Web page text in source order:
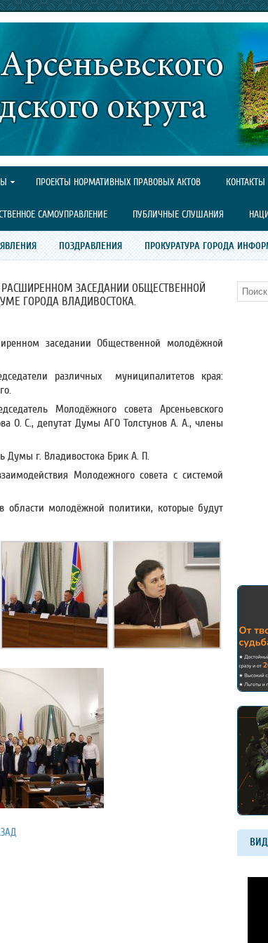
ПРОЕКТЫ НОРМАТИВНЫХ ПРАВОВЫХ АКТОВ КОНТАКТЫ
САМОУПРАВЛЕНИЕ ПУБЛИЧНЫЕ СЛУШАНИЯ
ПОЗДРАВЛЕНИЯ ПРОКУРАТУРА ГОРОДА
ЗАСЕДАНИИ ОБЩЕСТВЕННОЙ
ГОРОДА ВЛАДИВОСТОКА.
заседании Общественной молодёжной
различных муниципалитетов края:
Молодёжного совета Арсеньевского
О. С., депутат Думы АГО Толстунов А. А., члены
Думы г. Владивостока Брик А. П.
Молодежного совета с системой
области молодёжной политики, которые будут
Поиск